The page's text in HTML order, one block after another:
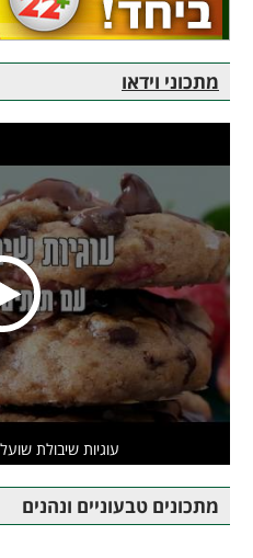
מתכוני וידאו
עוגיות שיבולת
מתכונים טבעוניים ונהנים